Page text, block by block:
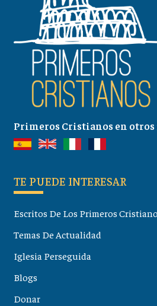
Primeros Cristianos en
TE PUEDE INTERESAR
Escritos De Los Primeros
Temas De Actualidad
Iglesia Perseguida
Blogs
Donar